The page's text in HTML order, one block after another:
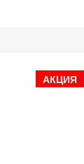
АКЦИЯ